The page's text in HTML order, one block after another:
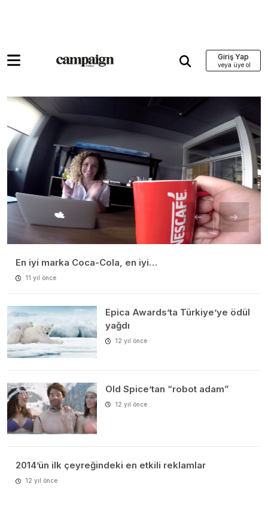
Giriş Yap
En iyi marka Coca-Cola, en iyi…
11 yıl önce
Epica Awards’ta Türkiye’ye ödül
yağdı
12 yıl önce
Old Spice’tan “robot adam”
12 yıl önce
2014’ün ilk çeyreğindeki en etkili reklamlar
12 yıl önce